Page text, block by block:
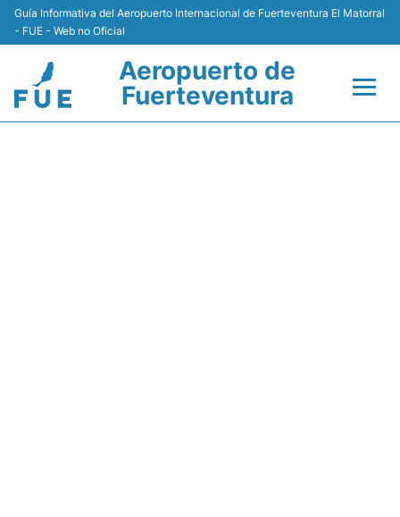
Guía Informativa del Aeropuerto Internacional de Fuerteventura El Matorral
- FUE - Web no Oficial
Aeropuerto de
Fuerteventura